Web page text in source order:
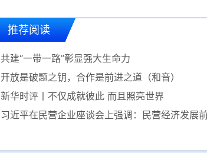
推荐阅读
共建“一带一路”彰显强大生命力
开放是破题之钥，合作是前进之道（和音）
新华时评丨不仅成就彼此 而且照亮世界
习近平在民营企业座谈会上强调：民营经济发展